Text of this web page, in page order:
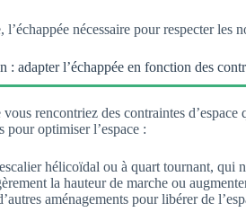
l’échappée nécessaire pour respecter les
: adapter l’échappée en fonction des
rencontriez des contraintes
pour optimiser l’espace :
hélicoïdal ou à quart tournant, qui
la hauteur de marche ou
aménagements pour libérer de